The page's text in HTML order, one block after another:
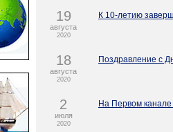
19
августа
2020
К 10-летию
18
августа
2020
Поздравление с
2
июля
2020
На Первом